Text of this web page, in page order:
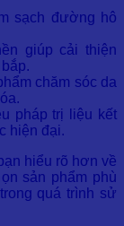
sạch đường hô
giúp cải thiện
chăm sóc da
pháp trị liệu kết
hiện đại.
hiểu rõ hơn về
sản phẩm phù
quá trình sử